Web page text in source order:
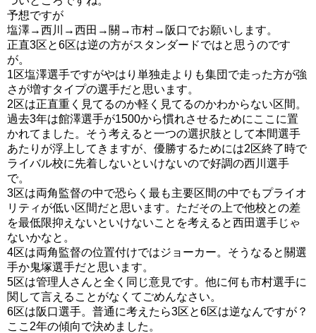
予想ですが
塩澤→西川→西田→關→市村→阪口でお願いします。
正直3区と6区は逆の方がスタンダードではと思うのです
が。
1区塩澤選手ですがやはり単独走よりも集団で走った方が強
さが増すタイプの選手だと思います。
2区は正直重く見てるのか軽く見てるのかわからない区間。
過去3年は館澤選手が1500から慣れさせるためにここに置
かれてました。そう考えると一つの選択肢として本間選手
あたりが浮上してきますが、優勝するためには2区終了時で
ライバル校に先着しないといけないので好調の西川選手
で。
3区は両角監督の中で恐らく最も主要区間の中でもプライオ
リティが低い区間だと思います。ただその上で他校との差
を最低限抑えないといけないことを考えると西田選手じゃ
ないかなと。
4区は両角監督の位置付けではジョーカー。そうなると關選
手か鬼塚選手だと思います。
5区は管理人さんと全く同じ意見です。他に何も市村選手に
関して言えることがなくてごめんなさい。
6区は阪口選手。普通に考えたら3区と6区は逆なんですが？
ここ2年の傾向で決めました。